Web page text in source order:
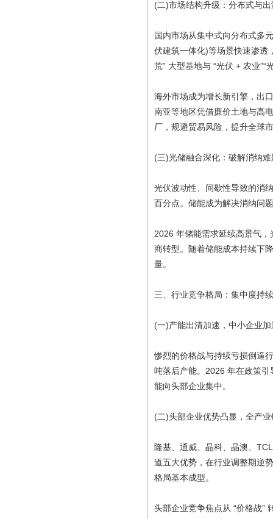
(二)市场结构升级：分布式与
国内市场从集中式向分布式多
伏建筑一体化)等场景快速渗透
荒” 大型基地与 “光伏 + 农业
海外市场成为增长新引擎，出
南亚等地区凭借廉价土地与高
厂，规避贸易风险，提升全球
(三)光储融合深化：破解消纳
光伏波动性、间歇性导致的消
百分点。储能成为解决消纳问
2026 年储能需求延续高景气
商转型。随着储能成本持续下
量。
三、行业竞争格局：集中度持
(一)产能出清加速，中小企业加
惨烈的价格战与持续亏损倒逼
吨落后产能。2026 年在政策
能向头部企业集中。
(二)头部企业优势凸显，全产
隆基、通威、晶科、晶澳、
道五大优势，在行业调整期逆
格局基本成型。
头部企业竞争焦点从 “价格战”